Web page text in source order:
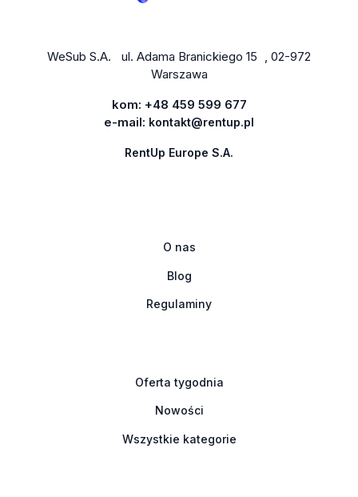
WeSub S.A. ul. Adama Branickiego 15 , 02-972
Warszawa
kom: +48 459 599 677
e-mail: kontakt@rentup.pl
RentUp Europe S.A.
O nas
Blog
Regulaminy
Oferta tygodnia
Nowości
Wszystkie kategorie